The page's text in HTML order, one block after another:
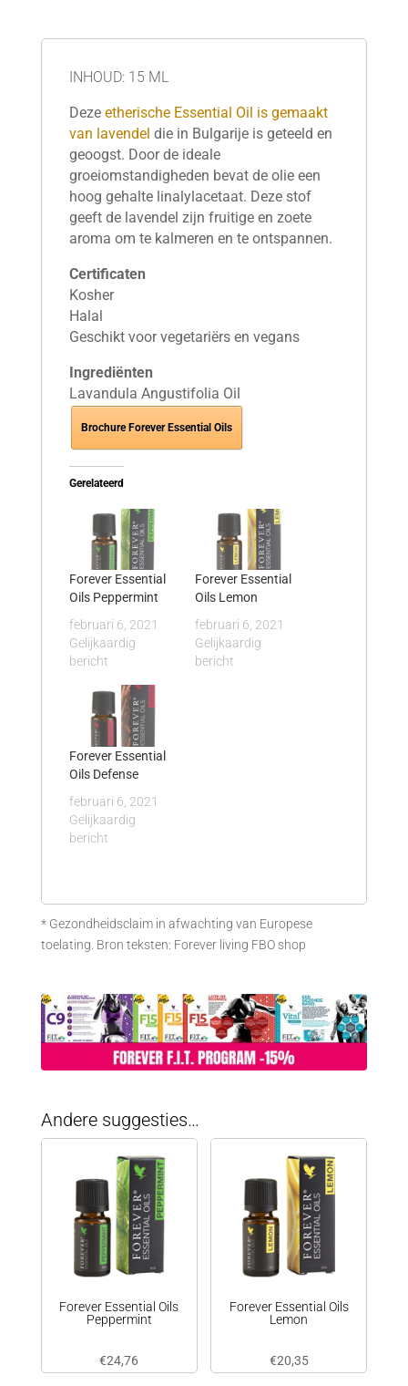
INHOUD: 15 ML
Deze etherische Essential Oil is gemaakt
van lavendel die in Bulgarije is geteeld en
geoogst. Door de ideale
groeiomstandigheden bevat de olie een
hoog gehalte linalylacetaat. Deze stof
geeft de lavendel zijn fruitige en zoete
aroma om te kalmeren en te ontspannen.
Certificaten
Kosher
Halal
Geschikt voor vegetariërs en vegans
Ingrediënten
Lavandula Angustifolia Oil
Brochure Forever Essential Oils
Gerelateerd
Forever Essential
Oils Peppermint
februari 6, 2021
Gelijkaardig
bericht
Forever Essential
Oils Lemon
februari 6, 2021
Gelijkaardig
bericht
Forever Essential
Oils Defense
februari 6, 2021
Gelijkaardig
bericht
* Gezondheidsclaim in afwachting van Europese
toelating. Bron teksten: Forever living FBO shop
Andere suggesties…
Forever Essential Oils
Peppermint
€24,76
Forever Essential Oils
Lemon
€20,35